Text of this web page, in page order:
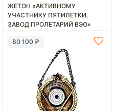
ЖЕТОН «АКТИВНОМУ
УЧАСТНИКУ ПЯТИЛЕТКИ.
ЗАВОД ПРОЛЕТАРИЙ ВЭО»
80 100 ₽